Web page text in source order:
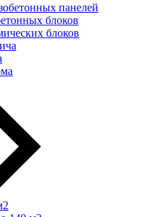
панелей
блоков
блоков